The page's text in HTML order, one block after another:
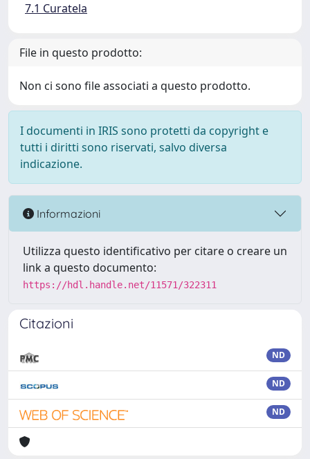
7.1 Curatela
File in questo prodotto:
Non ci sono file associati a questo prodotto.
I documenti in IRIS sono protetti da copyright e
tutti i diritti sono riservati, salvo diversa
indicazione.
Informazioni
Utilizza questo identificativo per citare o creare un
link a questo documento:
https://hdl.handle.net/11571/322311
Citazioni
ND
ND
ND